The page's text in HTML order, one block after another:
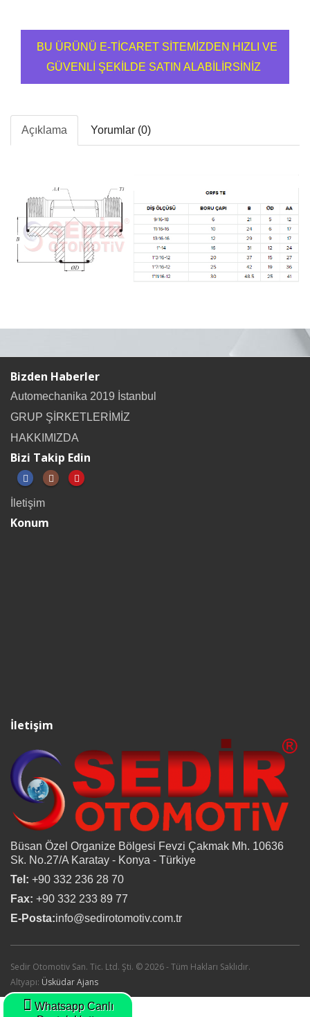
BU ÜRÜNÜ E-TİCARET SİTEMİZDEN HIZLI VE
GÜVENLİ ŞEKİLDE SATIN ALABİLİRSİNİZ
Açıklama Yorumlar (0)
Whatsapp Canlı
Bizden Haberler
Automechanika 2019 İstanbul
GRUP ŞİRKETLERİMİZ
HAKKIMIZDA
Bizi Takip Edin
İletişim
Konum
İletişim
Büsan Özel Organize Bölgesi Fevzi Çakmak Mh. 10636
Sk. No.27/A Karatay - Konya - Türkiye
Tel: +90 332 236 28 70
Fax: +90 332 233 89 77
E-Posta:info@sedirotomotiv.com.tr
Sedir Otomotiv San. Tic. Ltd. Şti. © 2026 - Tüm Hakları Saklıdır.
Altyapı: Üsküdar Ajans